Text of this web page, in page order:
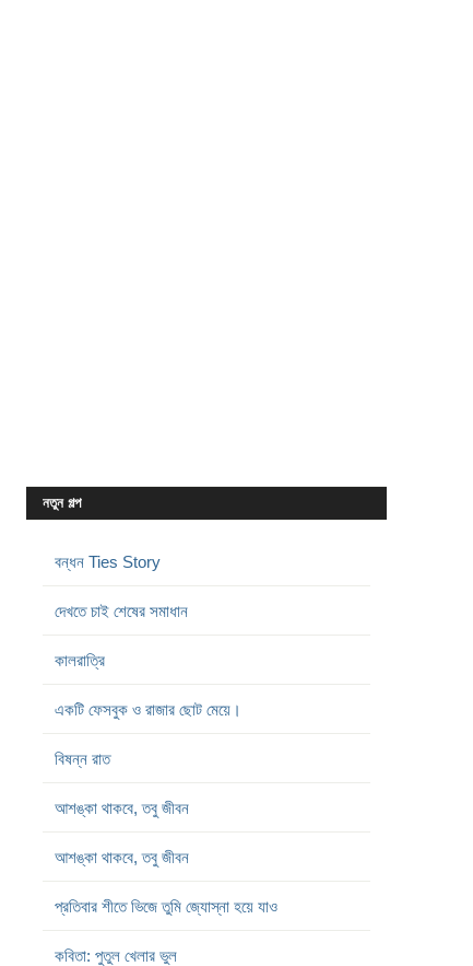
নতুন গল্প
বন্ধন Ties Story
দেখতে চাই শেষের সমাধান
কালরাত্রি
একটি ফেসবুক ও রাজার ছোট মেয়ে।
বিষন্ন রাত
আশঙ্কা থাকবে, তবু জীবন
আশঙ্কা থাকবে, তবু জীবন
প্রতিবার শীতে ভিজে তুমি জ্যোস্না হয়ে যাও
কবিতা: পুতুল খেলার ভুল